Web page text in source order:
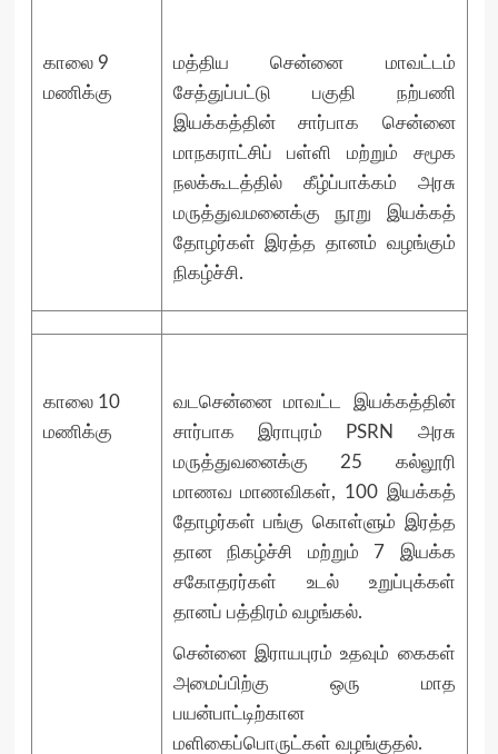
காலை 9
மணிக்கு
மத்திய சென்னை மாவட்டம்
சேத்துப்பட்டு பகுதி நற்பணி
இயக்கத்தின் சார்பாக சென்னை
மாநகராட்சிப் பள்ளி மற்றும் சமூக
நலக்கூடத்தில் கீழ்ப்பாக்கம் அரசு
மருத்துவமனைக்கு நூறு இயக்கத்
தோழர்கள் இரத்த தானம் வழங்கும்
நிகழ்ச்சி.
காலை 10
மணிக்கு
வடசென்னை மாவட்ட இயக்கத்தின்
சார்பாக இராபுரம் PSRN அரசு
மருத்துவனைக்கு 25 கல்லூரி
மாணவ மாணவிகள், 100 இயக்கத்
தோழர்கள் பங்கு கொள்ளும் இரத்த
தான நிகழ்ச்சி மற்றும் 7 இயக்க
சகோதரர்கள் உடல் உறுப்புக்கள்
தானப் பத்திரம் வழங்கல்.
சென்னை இராயபுரம் உதவும் கைகள்
அமைப்பிற்கு ஒரு மாத
பயன்பாட்டிற்கான
மளிகைப்பொருட்கள் வழங்குதல்.